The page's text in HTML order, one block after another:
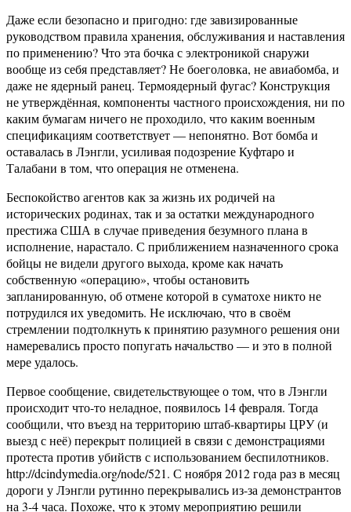
Даже если безопасно и пригодно: где завизированные
руководством правила хранения, обслуживания и наставления
по применению? Что эта бочка с электроникой снаружи
вообще из себя представляет? Не боеголовка, не авиабомба, и
даже не ядерный ранец. Термоядерный фугас? Конструкция
не утверждённая, компоненты частного происхождения, ни по
каким бумагам ничего не проходило, что каким военным
спецификациям соответствует — непонятно. Вот бомба и
оставалась в Лэнгли, усиливая подозрение Куфтаро и
Талабани в том, что операция не отменена.
Беспокойство агентов как за жизнь их родичей на
исторических родинах, так и за остатки международного
престижа США в случае приведения безумного плана в
исполнение, нарастало. С приближением назначенного срока
бойцы не видели другого выхода, кроме как начать
собственную «операцию», чтобы остановить
запланированную, об отмене которой в суматохе никто не
потрудился их уведомить. Не исключаю, что в своём
стремлении подтолкнуть к принятию разумного решения они
намеревались просто попугать начальство — и это в полной
мере удалось.
Первое сообщение, свидетельствующее о том, что в Лэнгли
происходит что-то неладное, появилось 14 февраля. Тогда
сообщили, что въезд на территорию штаб-квартиры ЦРУ (и
выезд с неё) перекрыт полицией в связи с демонстрациями
протеста против убийств с использованием беспилотников.
http://dcindymedia.org/node/521. С ноября 2012 года раз в месяц
дороги у Лэнгли рутинно перекрывались из-за демонстрантов
на 3-4 часа. Похоже, что к этому мероприятию решили